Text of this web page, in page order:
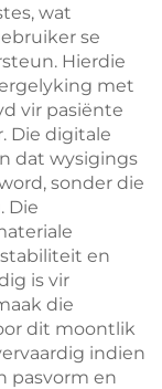
wat
se
Hierdie
met
vir pasiënte
Die digitale
dat wysigings
sonder die
Die
en
is vir
die
dit moontlik
indien
pasvorm en